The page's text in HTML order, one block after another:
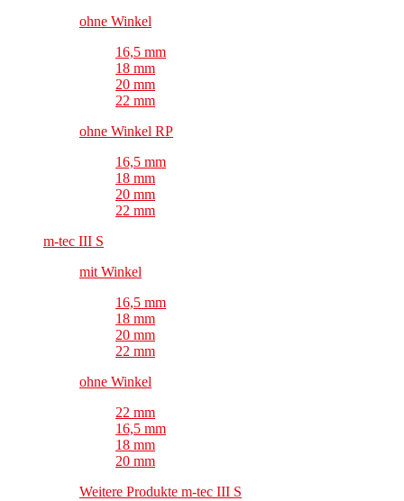
ohne Winkel
16,5 mm
18 mm
20 mm
22 mm
ohne Winkel RP
16,5 mm
18 mm
20 mm
22 mm
m-tec III S
mit Winkel
16,5 mm
18 mm
20 mm
22 mm
ohne Winkel
22 mm
16,5 mm
18 mm
20 mm
Weitere Produkte m-tec III S